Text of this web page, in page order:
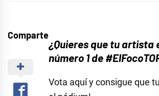
Comparte
¿Quieres que tu artista
número 1 de
Vota aquí y consigue que